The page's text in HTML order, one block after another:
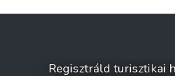
Regisztráld turisztikai